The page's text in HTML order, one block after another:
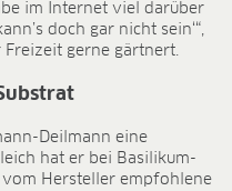
im Internet viel darüber
doch gar nicht sein‘“,
gerne gärtnert.
Deilmann eine
hat er bei Basilikum-
Hersteller empfohlene